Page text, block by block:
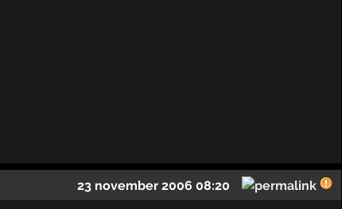
23 november 2006 08:20